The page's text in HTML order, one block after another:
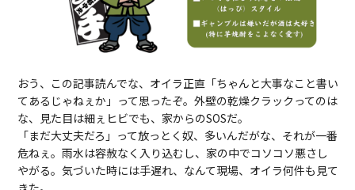
おう、この記事読んでな、オイラ正直「ちゃんと大事なこと書い
てあるじゃねぇか」って思ったぞ。外壁の乾燥クラックってのは
な、見た目は細ぇヒビでも、家からのSOSだ。
「まだ大丈夫だろ」って放っとく奴、多いんだがな、それが一番
危ねぇ。雨水は容赦なく入り込むし、家の中でコソコソ悪さし
やがる。気づいた時には手遅れ、なんて現場、オイラ何件も見て